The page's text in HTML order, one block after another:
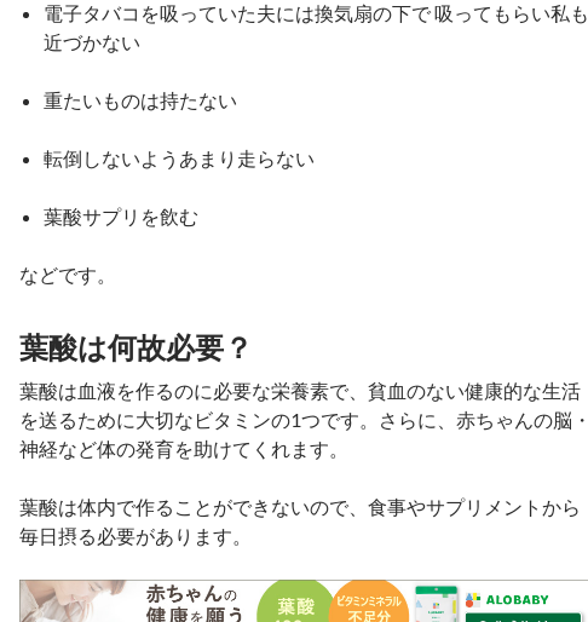
電子タバコを吸っていた夫には換気扇の下で 吸ってもらい私も
近づかない
重たいものは持たない
転倒しないようあまり走らない
葉酸サプリを飲む
などです。
葉酸は何故必要？
葉酸は血液を作るのに必要な栄養素で、貧血のない健康的な生活
を送るために大切なビタミンの1つです。さらに、赤ちゃんの脳・
神経など体の発育を助けてくれます。
葉酸は体内で作ることができないので、食事やサプリメントから
毎日摂る必要があります。